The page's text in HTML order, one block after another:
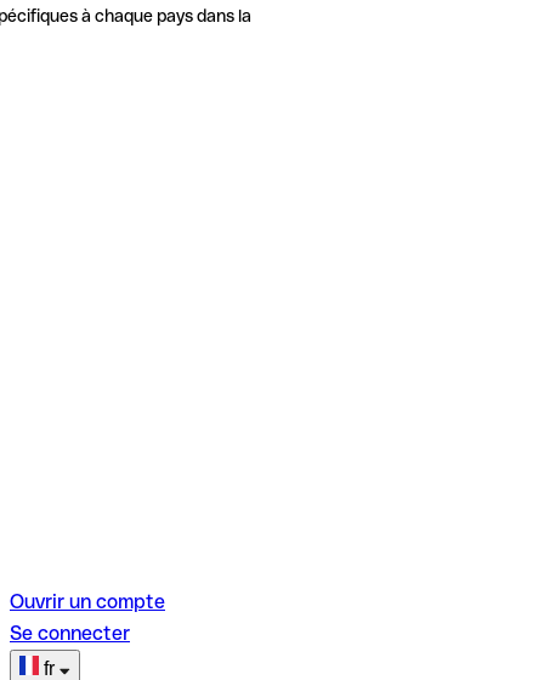
à chaque pays dans la
Ouvrir un compte
Se connecter
fr